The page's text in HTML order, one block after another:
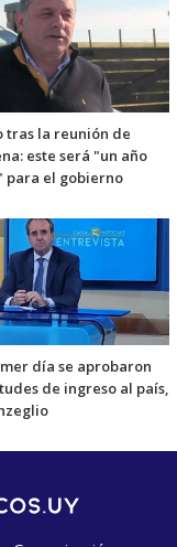
tras la reunión de
este será "un año
para el gobierno
día se aprobaron
de ingreso al país,